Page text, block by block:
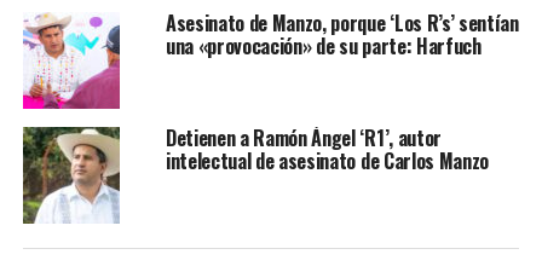
Seguridad Ciudadana», añadió Ulises Lara López.
Asimismo, indicó que los delincuentes declararon que el
25 de junio, aproximadamente a las 22:00 horas, fueron
trasladados encapuchados a diferentes lugares con la
finalidad de recoger el armamento para luego ser
llevados a diversos puntos de las alcaldías Miguel
Hidalgo y Cuauhtémoc donde esperarían para
interceptar al funcionario.
Asesinato de Manzo, porque ‘Los R’s’ sentían
una «provocación» de su parte: Harfuch
Detienen a Ramón Ángel ‘R1’, autor
intelectual de asesinato de Carlos Manzo